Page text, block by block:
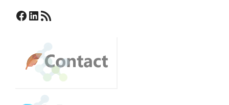
Facebook
LinkedIn
Flux RSS